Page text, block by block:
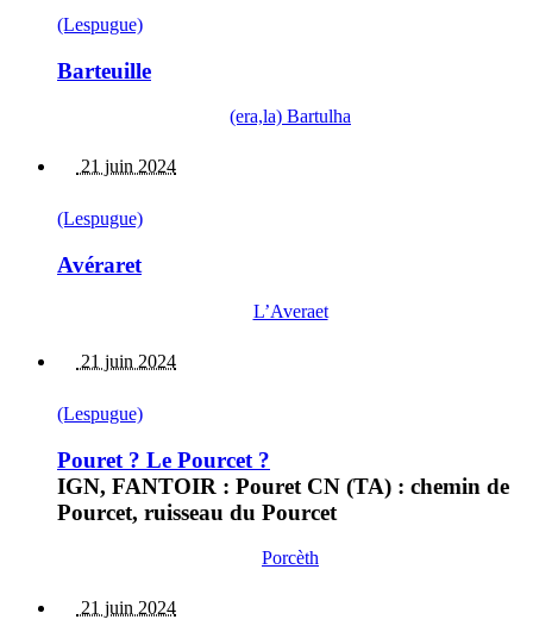
(Lespugue)
Barteuille
(era,la) Bartulha
21 juin 2024
(Lespugue)
Avéraret
L’Averaet
21 juin 2024
(Lespugue)
Pouret ? Le Pourcet ?
IGN, FANTOIR : Pouret CN (TA) : chemin de
Pourcet, ruisseau du Pourcet
Porcèth
21 juin 2024